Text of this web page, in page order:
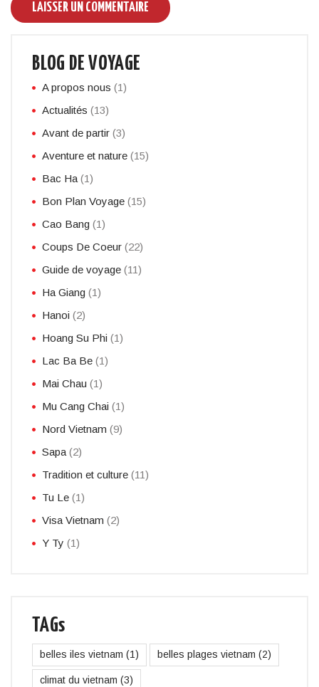
LAISSER UN COMMENTAIRE
BLOG DE VOYAGE
A propos nous (1)
Actualités (13)
Avant de partir (3)
Aventure et nature (15)
Bac Ha (1)
Bon Plan Voyage (15)
Cao Bang (1)
Coups De Coeur (22)
Guide de voyage (11)
Ha Giang (1)
Hanoi (2)
Hoang Su Phi (1)
Lac Ba Be (1)
Mai Chau (1)
Mu Cang Chai (1)
Nord Vietnam (9)
Sapa (2)
Tradition et culture (11)
Tu Le (1)
Visa Vietnam (2)
Y Ty (1)
TAGs
belles iles vietnam (1) belles plages vietnam (2)
climat du vietnam (3)